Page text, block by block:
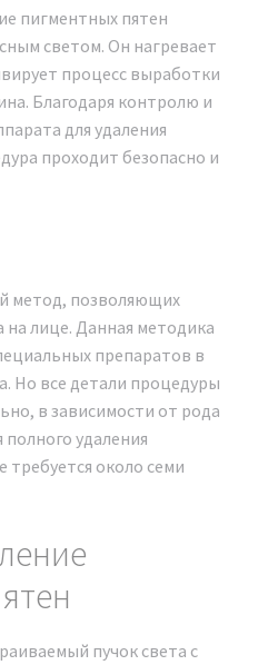
пигментных пятен
светом. Он нагревает
процесс выработки
Благодаря контролю и
для удаления
проходит безопасно и
метод, позволяющих
лице. Данная методика
препаратов в
Но все детали процедуры
в зависимости от рода
удаления
требуется около семи
пучок света с